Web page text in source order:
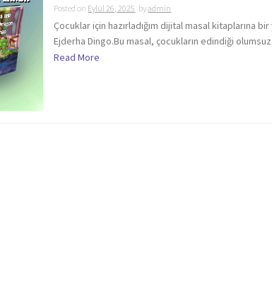
Posted on Eylül 26, 2025 byadmin
Çocuklar için hazırladığım dijital masal kitaplarına
Ejderha Dingo.Bu masal, çocukların edindiği
Read More